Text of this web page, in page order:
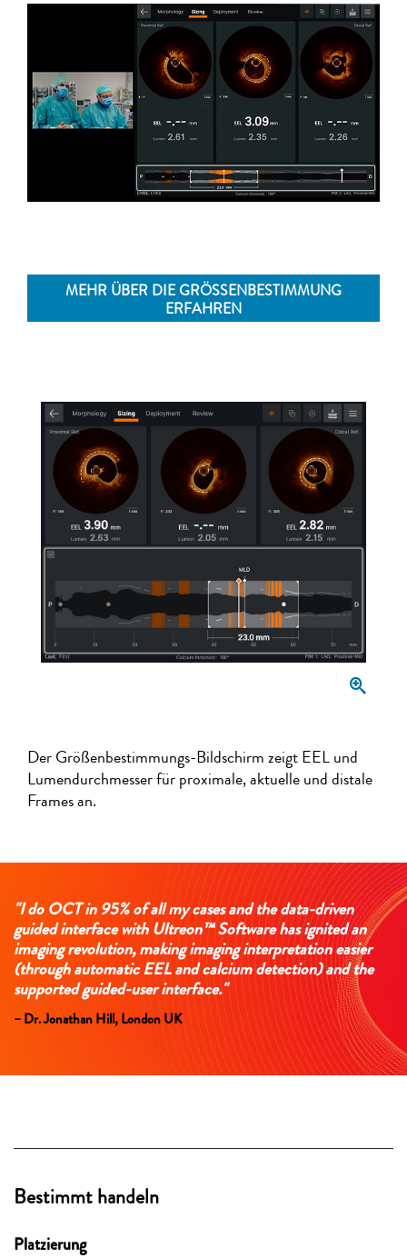
►
MEHR ÜBER DIE GRÖSSENBESTIMMUNG
ERFAHREN
Der Größenbestimmungs-Bildschirm zeigt EEL und
Lumendurchmesser für proximale, aktuelle und distale
Frames an.
"I do OCT in 95% of all my cases and the data-driven
guided interface with Ultreon™ Software has ignited an
imaging revolution, making imaging interpretation easier
(through automatic EEL and calcium detection) and the
supported guided-user interface."
– Dr. Jonathan Hill, London UK
Bestimmt handeln
Platzierung